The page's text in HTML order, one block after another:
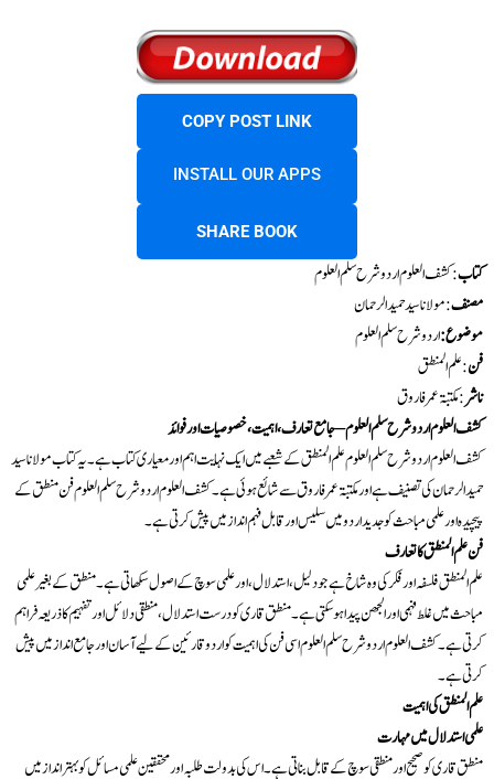
COPY POST LINK
INSTALL OUR APPS
SHARE BOOK
کتاب: کشف العلوم اردو شرح سلم العلوم
مصنف: مولانا سید حمید الرحمان
موضوع:اردو شرح سلم العلوم
فن: علم المنطق
ناشر:مکتبۃعمرفاروق
کشف العلوم اردو شرح سلم العلوم – جامع تعارف، اہمیت، خصوصیات اور فوائد
کشف العلوم اردو شرح سلم العلوم علم المنطق کے شعبے میں ایک نہایت اہم اور معیاری کتاب ہے۔ یہ کتاب مولانا سید
حمید الرحمان کی تصنیف ہے اور مکتبۃ عمرفاروق سے شائع ہوئی ہے۔ کشف العلوم اردو شرح سلم العلوم فن منطق کے
پیچیدہ اور علمی مباحث کو جدید اردو میں سلیس اور قابل فہم انداز میں پیش کرتی ہے۔
فن علم المنطق کا تعارف
علم المنطق فلسفہ اور فکر کی وہ شاخ ہے جو دلیل، استدلال، اور علمی سوچ کے اصول سکھاتی ہے۔ منطق کے بغیر علمی
مباحث میں غلط فہمی اور الجھن پیدا ہو سکتی ہے۔ منطق قاری کو درست استدلال، منطقی دلائل اور تفہیم کا ذریعہ فراہم
کرتی ہے۔ کشف العلوم اردو شرح سلم العلوم اسی فن کی اہمیت کو اردو قارئین کے لیے آسان اور جامع انداز میں پیش
کرتی ہے۔
علم المنطق کی اہمیت
علمی استدلال میں مہارت
منطق قاری کو صحیح اور منطقی سوچ کے قابل بناتی ہے۔ اس کی بدولت طلبہ اور محققین علمی مسائل کو بہتر انداز میں